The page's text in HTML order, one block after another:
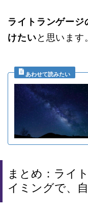
ライトランゲー
けたい と思います
まとめ：ライ
イミングで、自